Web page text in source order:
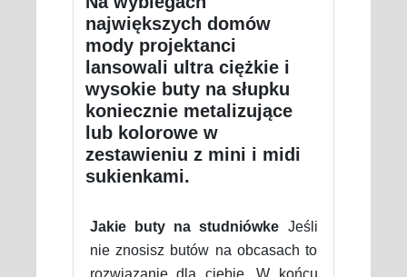
największych domów
mody projektanci
lansowali ultra ciężkie i
wysokie buty na słupku
koniecznie metalizujące
lub kolorowe w
zestawieniu z mini i midi
sukienkami.
Jakie buty na studniówke Jeśli
nie znosisz butów na obcasach to
rozwiązanie dla ciebie. W końcu